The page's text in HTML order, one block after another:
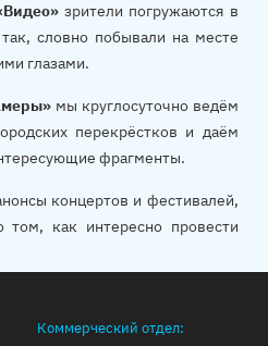
зрители погружаются в
словно побывали на месте
глазами.
мы круглосуточно ведём
перекрёстков и даём
фрагменты.
концертов и фестивалей,
как интересно провести
Коммерческий отдел: